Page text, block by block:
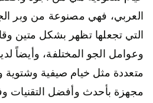
العربي، فهي مصنوعة من وبر
التي تجعلها تظهر بشكل متين
وعوامل الجو المختلفة، وأيضاً
متعددة مثل خيام صيفية وشتوية
مجهزة بأحدث وأفضل التقنيات